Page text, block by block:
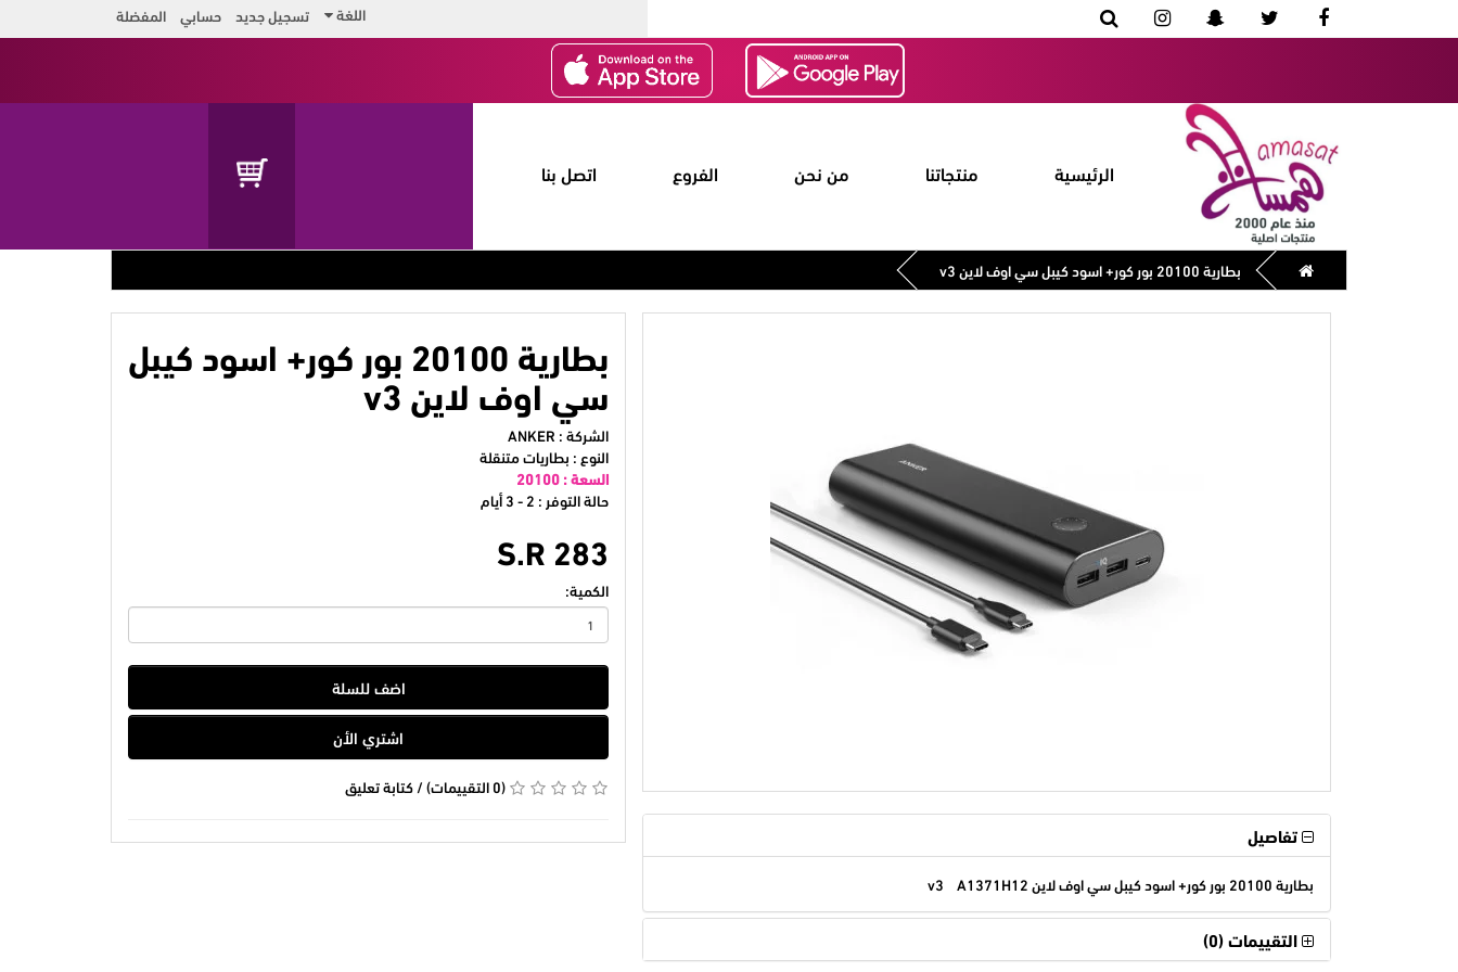
اللغة تسجيل جديد حسابي المفضلة
الرئيسية منتجاتنا من نحن الفروع اتصل بنا
بطارية 20100 بور كور+ اسود كيبل سي اوف لاين v3
تفاصيل
بطارية 20100 بور كور+ اسود كيبل سي اوف لاين v3 A1371H12
التقييمات (0)
بطارية 20100 بور كور+ اسود كيبل
سي اوف لاين v3
الشركة : ANKER
النوع : بطاريات متنقلة
السعة :20100
حالة التوفر : 2 - 3 أيام
S.R 283
الكمية:
اضف للسلة
اشتري الأن
(0 التقييمات) /كتابة تعليق